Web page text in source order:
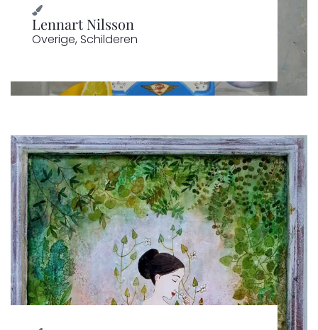
Lennart Nilsson
Overige, Schilderen